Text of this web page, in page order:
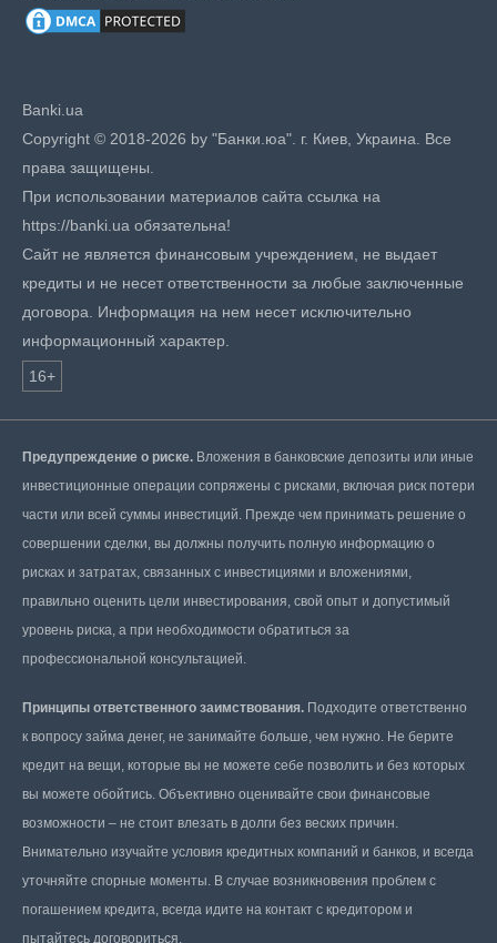
Banki.ua
Copyright © 2018-2026 by "Банки.юа". г. Киев, Украина. Все
права защищены.
При использовании материалов сайта ссылка на
https://banki.ua обязательна!
Сайт не является финансовым учреждением, не выдает
кредиты и не несет ответственности за любые заключенные
договора. Информация на нем несет исключительно
информационный характер.
16+
Предупреждение о риске. Вложения в банковские депозиты или иные
инвестиционные операции сопряжены с рисками, включая риск потери
части или всей суммы инвестиций. Прежде чем принимать решение о
совершении сделки, вы должны получить полную информацию о
рисках и затратах, связанных с инвестициями и вложениями,
правильно оценить цели инвестирования, свой опыт и допустимый
уровень риска, а при необходимости обратиться за
профессиональной консультацией.
Принципы ответственного заимствования. Подходите ответственно
к вопросу займа денег, не занимайте больше, чем нужно. Не берите
кредит на вещи, которые вы не можете себе позволить и без которых
вы можете обойтись. Объективно оценивайте свои финансовые
возможности – не стоит влезать в долги без веских причин.
Внимательно изучайте условия кредитных компаний и банков, и всегда
уточняйте спорные моменты. В случае возникновения проблем с
погашением кредита, всегда идите на контакт с кредитором и
пытайтесь договориться.